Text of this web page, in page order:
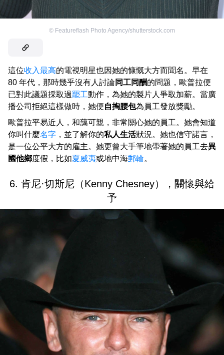
© Featureflash Photo Agency/shutterstock.com
這位收入最高的電視明星也因她的慷慨大方而聞名。早在
80 年代，那時幾乎沒有人討論同工同酬的問題，歐普拉便
已對此議題採取過罷工動作，為她的製片人爭取加薪。當廣
播公司拒絕這樣做時，她便自掏腰包為員工發放獎勵。
歐普拉平易近人，和藹可親，非常關心她的員工。她會知道
你叫什麼名字 ，並了解你的私人生活狀況。她也信守諾言，
是一位公平大方的雇主。她更曾大手筆地帶著她的員工去異
國他鄉度假，比如夏威夷或地中海郵輪。
6. 肯尼·切斯尼（Kenny Chesney），關懷與給
予